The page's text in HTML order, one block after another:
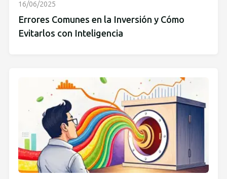
16/06/2025
Errores Comunes en la Inversión y Cómo
Evitarlos con Inteligencia